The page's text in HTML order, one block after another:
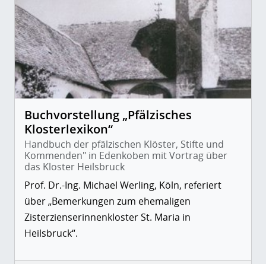
Buchvorstellung „Pfälzisches
Klosterlexikon“
Handbuch der pfälzischen Klöster, Stifte und
Kommenden" in Edenkoben mit Vortrag über
das Kloster Heilsbruck
Prof. Dr.-Ing. Michael Werling, Köln, referiert
über „Bemerkungen zum ehemaligen
Zisterzienserinnenkloster St. Maria in
Heilsbruck“.